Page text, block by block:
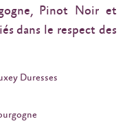
Pinot Noir et
dans le respect des
Duresses